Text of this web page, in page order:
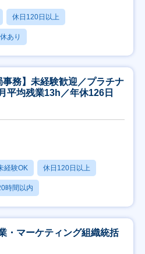
休日120日以上
あり
務】未経験歓迎／プラチナ
平均残業13h／年休126日
経験OK 休日120日以上
時間以内
・マーケティング組織統括